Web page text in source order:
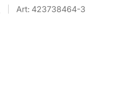
Art: 423738464-3